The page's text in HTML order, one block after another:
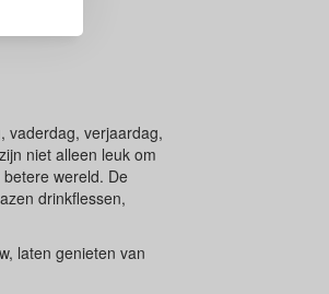
vaderdag, verjaardag,
niet alleen leuk om
wereld. De
drinkflessen,
laten genieten van